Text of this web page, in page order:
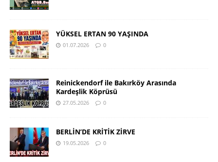
YÜKSEL ERTAN 90 YAŞINDA
01.07.2026 0
Reinickendorf ile Bakırköy Arasında
Kardeşlik Köprüsü
27.05.2026 0
BERLİN’DE KRİTİK ZİRVE
19.05.2026 0